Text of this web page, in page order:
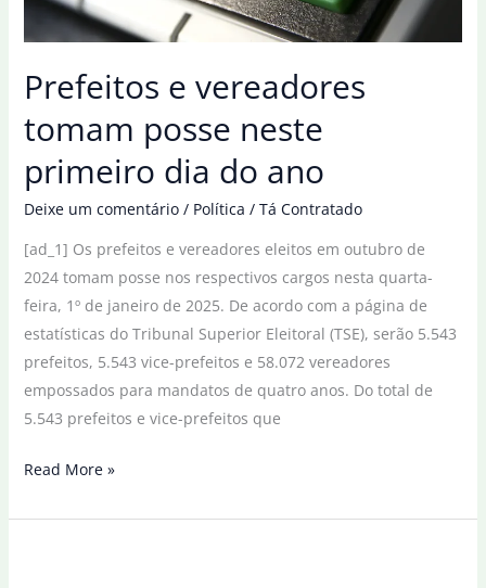
Prefeitos e vereadores
tomam posse neste
primeiro dia do ano
Deixe um comentário / Política / Tá Contratado
[ad_1] Os prefeitos e vereadores eleitos em outubro de
2024 tomam posse nos respectivos cargos nesta quarta-
feira, 1º de janeiro de 2025. De acordo com a página de
estatísticas do Tribunal Superior Eleitoral (TSE), serão 5.543
prefeitos, 5.543 vice-prefeitos e 58.072 vereadores
empossados para mandatos de quatro anos. Do total de
5.543 prefeitos e vice-prefeitos que
Prefeitos
vereadores
Read More »